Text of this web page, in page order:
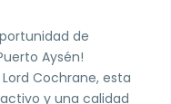
de
Aysén!
Cochrane, esta
y una calidad